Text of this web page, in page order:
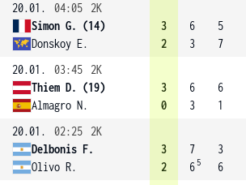
20.01.
04:05
2K
Simon G. (14)
Donskoy E.
3
2
6
3
5
7
20.01.
03:45
2K
Thiem D. (19)
Almagro N.
3
0
6
3
6
1
20.01.
02:25
2K
Delbonis F.
Olivo R.
3
2
7
6 5
3
6